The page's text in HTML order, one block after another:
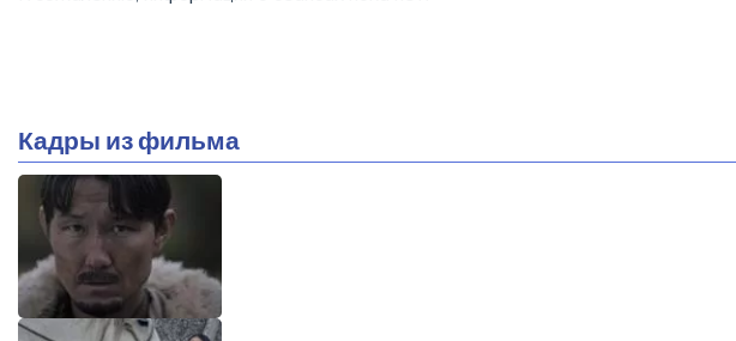
Кадры из фильма